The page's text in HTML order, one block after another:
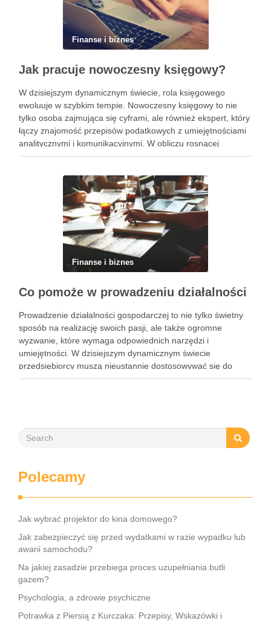
Finanse i biznes
Jak pracuje nowoczesny księgowy?
W dzisiejszym dynamicznym świecie, rola księgowego
ewoluuje w szybkim tempie. Nowoczesny księgowy to nie
tylko osoba zajmująca się cyframi, ale również ekspert, który
łączy znajomość przepisów podatkowych z umiejętnościami
analitycznymi i komunikacyjnymi. W obliczu rosnącej
konkurencji i zmieniających się warunków rynkowych,
oraz technologii, które …
Finanse i biznes
Co pomoże w prowadzeniu działalności
Prowadzenie działalności gospodarczej to nie tylko świetny
sposób na realizację swoich pasji, ale także ogromne
wyzwanie, które wymaga odpowiednich narzędzi i
umiejętności. W dzisiejszym dynamicznym świecie
przedsiębiorcy muszą nieustannie dostosowywać się do
zmieniających się warunków rynkowych oraz szukać
Polecamy
Jak wybrać projektor do kina domowego?
Jak zabezpieczyć się przed wydatkami w razie wypadku lub
awarii samochodu?
Na jakiej zasadzie przebiega proces uzupełniania butli
gazem?
Psychologia, a zdrowie psychiczne
Potrawka z Piersią z Kurczaka: Przepisy, Wskazówki i